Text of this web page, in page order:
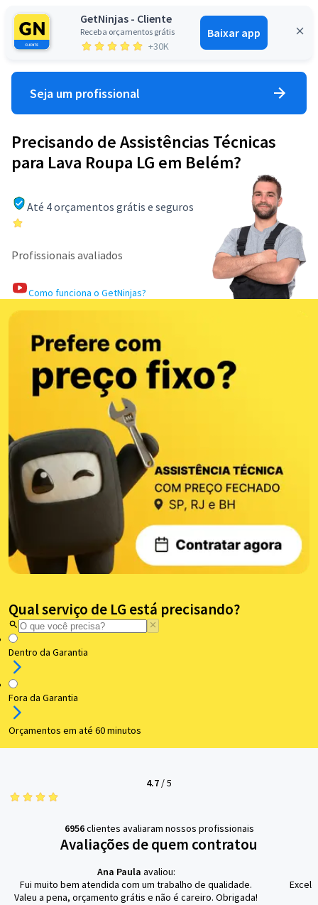
GetNinjas - Cliente
Receba orçamentos grátis
+30K
Baixar app
Entrar
Seja um profissional
Precisando de Assistências Técnicas
para Lava Roupa LG em Belém?
Até 4 orçamentos grátis e seguros
Profissionais avaliados
Como funciona o GetNinjas?
Qual serviço de LG está precisando?
Dentro da Garantia
Fora da Garantia
Orçamentos em até 60 minutos
4.7 /5
6956clientes avaliaram nossos profissionais
Avaliações de quem contratou
Ana Paula avaliou:
Fui muito bem atendida com um trabalho de qualidade.
Valeu a pena, orçamento grátis e não é careiro. Obrigada!